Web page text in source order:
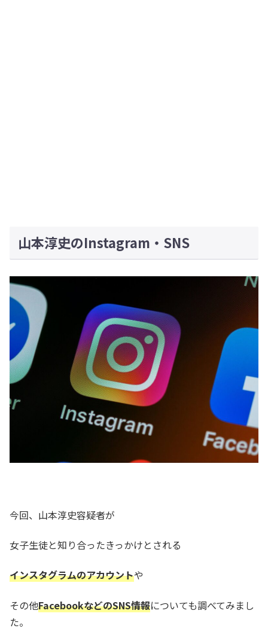
山本淳史のInstagram・SNS
今回、山本淳史容疑者が
女子生徒と知り合ったきっかけとされる
インスタグラムのアカウントや
その他FacebookなどのSNS情報についても調べてみまし
た。